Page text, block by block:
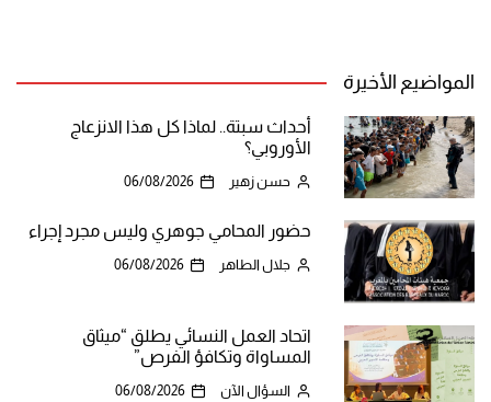
المواضيع الأخيرة
أحداث سبتة.. لماذا كل هذا الانزعاج
الأوروبي؟
حسن زهير 06/08/2026
حضور المحامي جوهري وليس مجرد إجراء
جلال الطاهر 06/08/2026
اتحاد العمل النسائي يطلق “ميثاق
المساواة وتكافؤ الفرص”
السؤال الآن 06/08/2026